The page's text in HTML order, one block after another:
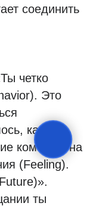
соединить
четко
Это
как
команды на
(Feeling).
ты